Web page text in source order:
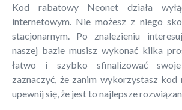
Kod rabatowy Neonet działa
internetowym. Nie możesz z niego
stacjonarnym. Po znalezieniu
naszej bazie musisz wykonać kilka
łatwo i szybko sfinalizować
zaznaczyć, że zanim wykorzystasz kod
upewnij się, że jest to najlepsze